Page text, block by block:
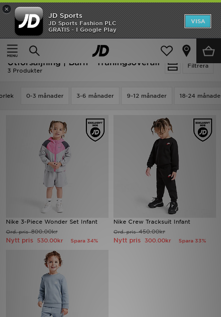
×
JD Sports
JD Sports Fashion PLC
GRATIS - I Google Play
VISA
Ny termin, ny stil Essentials för skolstarten
Hem
Barn Babykläder (0-3 År) Träningsoverall
Filtrera
Utförsäljning | Barn - Träningsoverall
3 Produkter
0-3 månader 3-6 månader 9-12 månader 18-24
Nike 3-Piece Wonder Set Infant
Ord. pris800.00kr
Nytt pris 530.00kr Spara 34%
Nike Crew Tracksuit Infant
Ord. pris450.00kr
Nytt pris 300.00kr Spara 33%
Hem
Rea
Nyheter
Varumärken
Bästsäljare
Fotboll
Ladda ner appen
Mina meddelanden
Kundservice